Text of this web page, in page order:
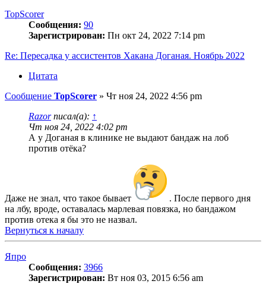
TopScorer
Сообщения: 90
Зарегистрирован: Пн окт 24, 2022 7:14 pm
Re: Пересадка у ассистентов Хакана Доганая. Ноябрь 2022
Цитата
Сообщение TopScorer » Чт ноя 24, 2022 4:56 pm
Razorписал(а): ↑
Чт ноя 24, 2022 4:02 pm
А у Доганая в клинике не выдают бандаж на лоб
против отёка?
Даже не знал, что такое бывает
. После первого дня
на лбу, вроде, оставалась марлевая повязка, но бандажом
против отека я бы это не назвал.
Вернуться к началу
Япро
Сообщения: 3966
Зарегистрирован: Вт ноя 03, 2015 6:56 am